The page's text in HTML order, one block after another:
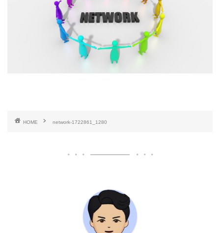
HOME network-1722861_1280